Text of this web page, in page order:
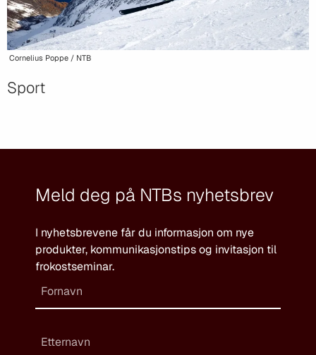
Cornelius Poppe / NTB
Sport
Meld deg på NTBs nyhetsbrev
I nyhetsbrevene får du informasjon om nye
produkter, kommunikasjonstips og invitasjon til
frokostseminar.